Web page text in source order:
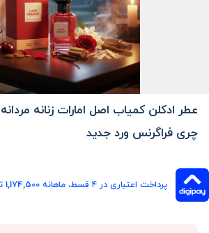
عطر ادکلن کمیاب اصل امارات زنانه
چری فراگرنس ورد جدید
پرداخت اعتباری در ۴ قسط، ماهانه 1,174,500 تومان